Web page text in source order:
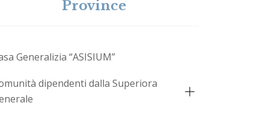
Province
Generalizia “ASISIUM”
dipendenti dalla Superiora